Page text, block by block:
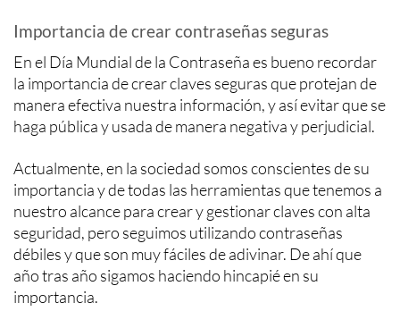
Importancia de crear contraseñas seguras
En el Día Mundial de la Contraseña es bueno recordar
la importancia de crear claves seguras que protejan de
manera efectiva nuestra información, y así evitar que se
haga pública y usada de manera negativa y perjudicial.
Actualmente, en la sociedad somos conscientes de su
importancia y de todas las herramientas que tenemos a
nuestro alcance para crear y gestionar claves con alta
seguridad, pero seguimos utilizando contraseñas
débiles y que son muy fáciles de adivinar. De ahí que
año tras año sigamos haciendo hincapié en su
importancia.